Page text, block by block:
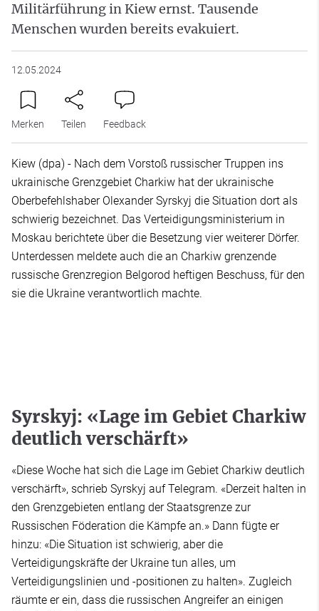
Militärführung in Kiew ernst. Tausende
Menschen wurden bereits evakuiert.
12.05.2024
Merken Teilen Feedback
Kiew (dpa) - Nach dem Vorstoß russischer Truppen ins
ukrainische Grenzgebiet Charkiw hat der ukrainische
Oberbefehlshaber Olexander Syrskyj die Situation dort als
schwierig bezeichnet. Das Verteidigungsministerium in
Moskau berichtete über die Besetzung vier weiterer Dörfer.
Unterdessen meldete auch die an Charkiw grenzende
russische Grenzregion Belgorod heftigen Beschuss, für den
sie die Ukraine verantwortlich machte.
Syrskyj: «Lage im Gebiet Charkiw
deutlich verschärft»
«Diese Woche hat sich die Lage im Gebiet Charkiw deutlich
verschärft», schrieb Syrskyj auf Telegram. «Derzeit halten in
den Grenzgebieten entlang der Staatsgrenze zur
Russischen Föderation die Kämpfe an.» Dann fügte er
hinzu: «Die Situation ist schwierig, aber die
Verteidigungskräfte der Ukraine tun alles, um
Verteidigungslinien und -positionen zu halten». Zugleich
räumte er ein, dass die russischen Angreifer an einigen